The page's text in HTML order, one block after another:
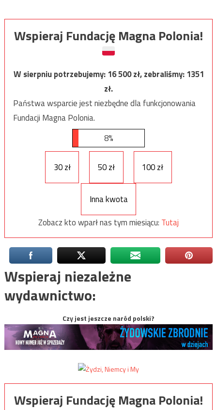
Wspieraj Fundację Magna Polonia!
W sierpniu potrzebujemy:16 500zł, zebraliśmy:1351
zł.
Państwa wsparcie jest niezbędne dla funkcjonowania
Fundacji Magna Polonia.
8%
30 zł 50 zł 100 zł
Inna kwota
Zobacz kto wparł nas tym miesiącu: Tutaj
Wspieraj niezależne
wydawnictwo:
Czy jest jeszcze naród polski?
Wspieraj Fundację Magna Polonia!